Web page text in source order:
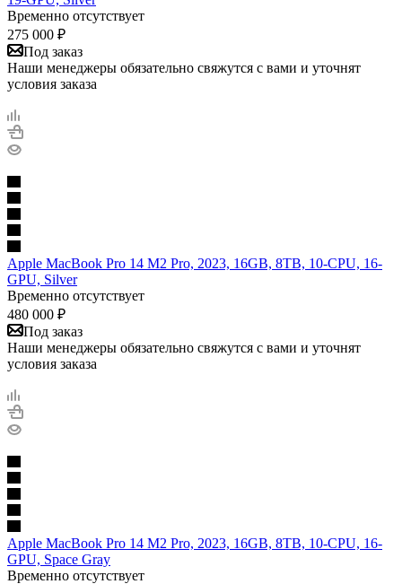
Временно отсутствует
275 000 ₽
Под заказ
Наши менеджеры обязательно свяжутся с вами и уточнят
условия заказа
Apple MacBook Pro 14 M2 Pro, 2023, 16GB, 8TB, 10-CPU, 16-
GPU, Silver
Временно отсутствует
480 000 ₽
Под заказ
Наши менеджеры обязательно свяжутся с вами и уточнят
условия заказа
Apple MacBook Pro 14 M2 Pro, 2023, 16GB, 8TB, 10-CPU, 16-
GPU, Space Gray
Временно отсутствует